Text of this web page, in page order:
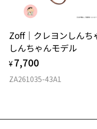
お持ちのZoffメガ
仕上がり寸法
D 仕上がりの横幅：約
延長されません。
安心2 視力測定無
視力の変化を早め
力測定をおすすめ
安心3 かかり具
＜メガネの度数情報がわか
オンラインストアでフレ
実店舗で度付きにできます
ご購入時に「レンズ交換
度数を測定のうえ、度付
実店舗で度数を測定いた
Zoff｜クレヨンしん
しんちゃんモデル
¥ 7,700
ZA261035-43A1